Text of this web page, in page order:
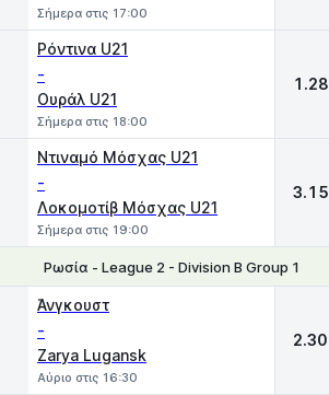
Σήμερα στις 17:00
Ρόντινα U21
-
Ουράλ U21
Σήμερα στις 18:00
1.28
Ντιναμό Μόσχας U21
-
Λοκομοτίβ Μόσχας U21
Σήμερα στις 19:00
3.15
Ρωσία - League 2 - Division B Group 1
Άνγκουστ
-
Zarya Lugansk
Αύριο στις 16:30
2.30